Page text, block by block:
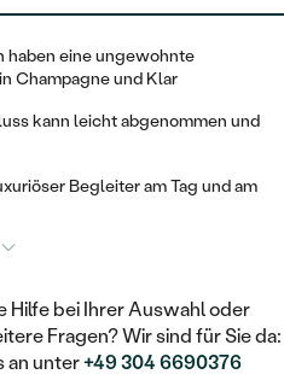
KINDES
eine ungewohnte
Champagne und Klar
kann leicht abgenommen und
Begleiter am Tag und am
Hilfe bei Ihrer Auswahl oder
Fragen? Wir sind für Sie da:
an unter+49 304 6690376